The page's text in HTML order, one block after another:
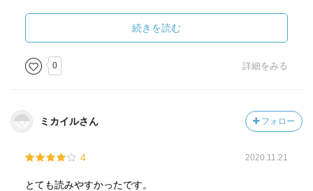
ち着かず、同じく休日の部下たちに電話してみるとつなが
らない。自分をクビにする方策の疑いを持ち部下に再び連
絡すると会社に行っているという。いよいよと出社する
と、部下はそろってそこにいた。しかし、それは田沢同
ものだった。
「高慢な死体」制作スタッフによる映画の完成試写会中に
加賀美、恋人の役者邦子とともに真犯人を推理する。関係
のあった男たちが疑われる中、朱美の父親である映画技師
続きを読む
0 詳細をみる
ミカイルさん フォロー
4 2020.11.21
とても読みやすかったです。